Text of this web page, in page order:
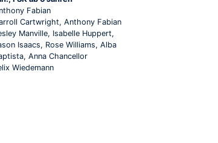
Fabian
Cartwright, Anthony Fabian
Manville, Isabelle Huppert,
Isaacs, Rose Williams, Alba
Anna Chancellor
Wiedemann